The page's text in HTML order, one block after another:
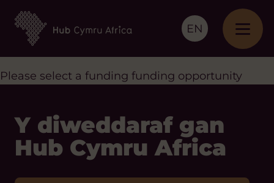
EN
Please select a funding funding opportunity
Y diweddaraf gan
Hub Cymru Africa